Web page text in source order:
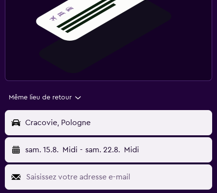
Même lieu de retour
Cracovie, Pologne
sam. 15.8. Midi - sam. 22.8. Midi